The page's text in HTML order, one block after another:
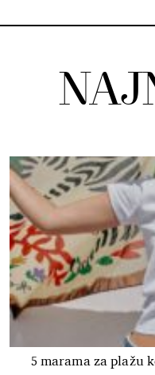
5 marama za plažu